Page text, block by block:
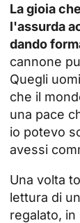
La gioia
l'assurda
dando
cannone
Quegli
che il
una pace
io potevo
avessi
Una volta
lettura di
regalato,